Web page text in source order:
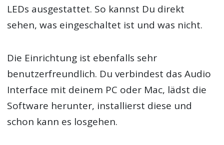
LEDs ausgestattet. So kannst Du direkt
sehen, was eingeschaltet ist und was nicht.
Die Einrichtung ist ebenfalls sehr
benutzerfreundlich. Du verbindest das Audio
Interface mit deinem PC oder Mac, lädst die
Software herunter, installierst diese und
schon kann es losgehen.